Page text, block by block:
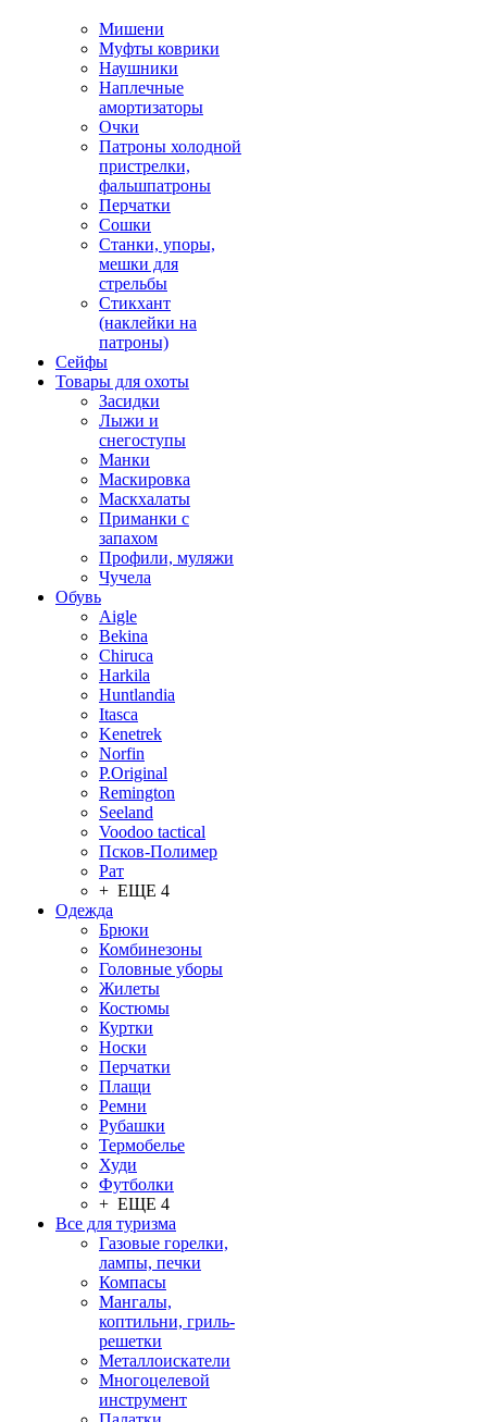
Мишени
Муфты коврики
Наушники
Наплечные
амортизаторы
Очки
Патроны холодной
пристрелки,
фальшпатроны
Перчатки
Сошки
Станки, упоры,
мешки для
стрельбы
Стикхант
(наклейки на
патроны)
Сейфы
Товары для охоты
Засидки
Лыжи и
снегоступы
Манки
Маскировка
Маскхалаты
Приманки с
запахом
Профили, муляжи
Чучела
Обувь
Aigle
Bekina
Chiruсa
Harkila
Huntlandia
Itasca
Kenetrek
Norfin
P.Original
Remington
Seeland
Voodoo tactical
Псков-Полимер
Рат
+ ЕЩЕ 4
Одежда
Брюки
Комбинезоны
Головные уборы
Жилеты
Костюмы
Куртки
Носки
Перчатки
Плащи
Ремни
Рубашки
Термобелье
Худи
Футболки
+ ЕЩЕ 4
Все для туризма
Газовые горелки,
лампы, печки
Компасы
Мангалы,
коптильни, гриль-
решетки
Металлоискатели
Многоцелевой
инструмент